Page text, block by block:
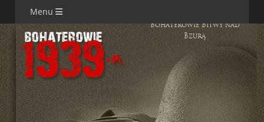
Menu
Bohaterowie Bitwy nad
Bzurą